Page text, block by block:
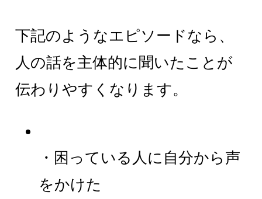
下記のようなエピソードなら、
人の話を主体的に聞いたことが
伝わりやすくなります。
・困っている人に自分から声
をかけた